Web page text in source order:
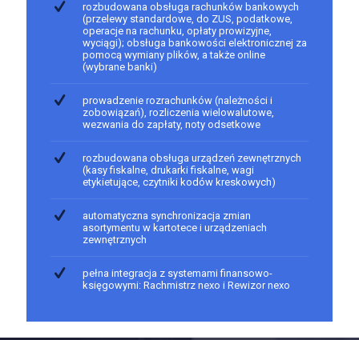
rozbudowana obsługa rachunków bankowych
(przelewy standardowe, do ZUS, podatkowe,
operacje na rachunku, opłaty prowizyjne,
wyciągi); obsługa bankowości elektronicznej za
pomocą wymiany plików, a także online
(wybrane banki)
prowadzenie rozrachunków (należności i
zobowiązań), rozliczenia wielowalutowe,
wezwania do zapłaty, noty odsetkowe
rozbudowana obsługa urządzeń zewnętrznych
(kasy fiskalne, drukarki fiskalne, wagi
etykietujące, czytniki kodów kreskowych)
automatyczna synchronizacja zmian
asortymentu w kartotece i urządzeniach
zewnętrznych
pełna integracja z systemami finansowo-
księgowymi: Rachmistrz nexo i Rewizor nexo